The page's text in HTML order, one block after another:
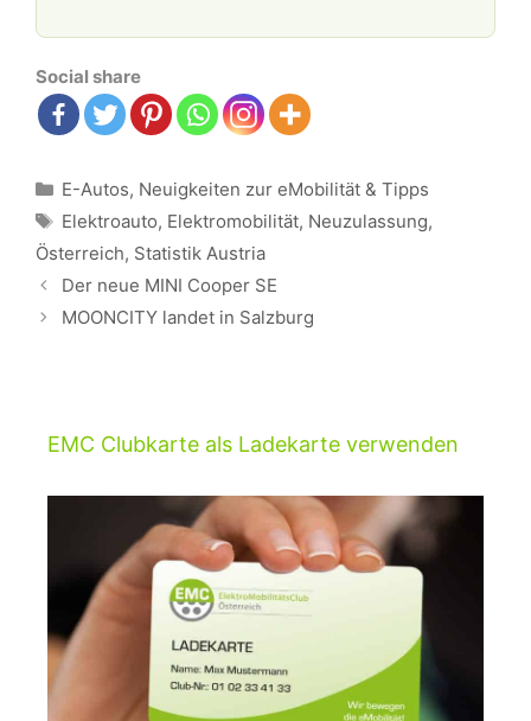
Social share
Kategorien
E-Autos, Neuigkeiten zur eMobilität & Tipps
Schlagwörter
Elektroauto, Elektromobilität, Neuzulassung,
Österreich, Statistik Austria
Beitrags-
Navigation
Der neue MINI Cooper SE
MOONCITY landet in Salzburg
EMC Clubkarte als Ladekarte verwenden